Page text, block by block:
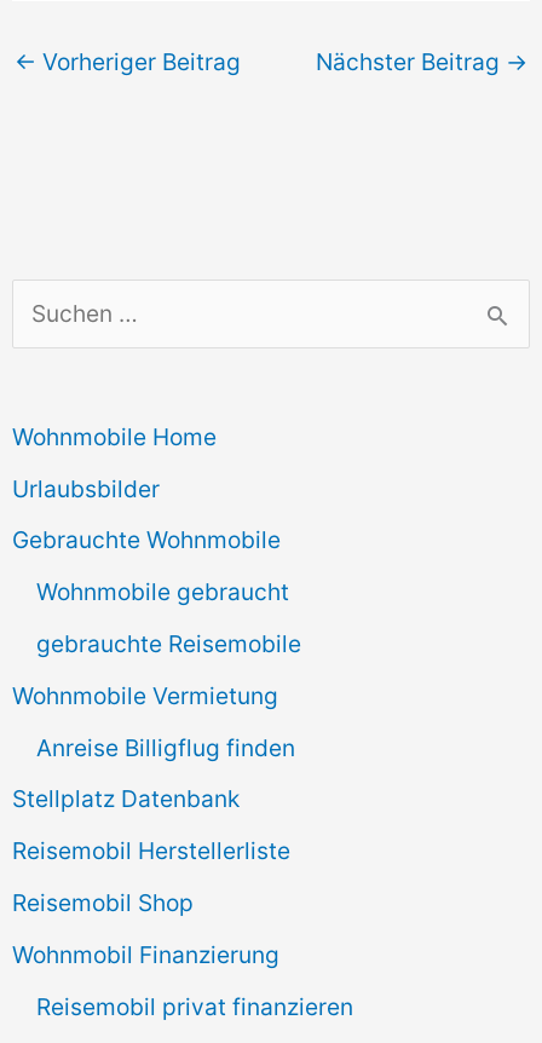
u
h
e
n
Wohnmobile Home
Urlaubsbilder
Gebrauchte Wohnmobile
Wohnmobile gebraucht
gebrauchte Reisemobile
Wohnmobile Vermietung
Anreise Billigflug finden
Stellplatz Datenbank
Reisemobil Herstellerliste
Reisemobil Shop
Wohnmobil Finanzierung
Reisemobil privat finanzieren
← Vorheriger Beitrag Nächster Beitrag →